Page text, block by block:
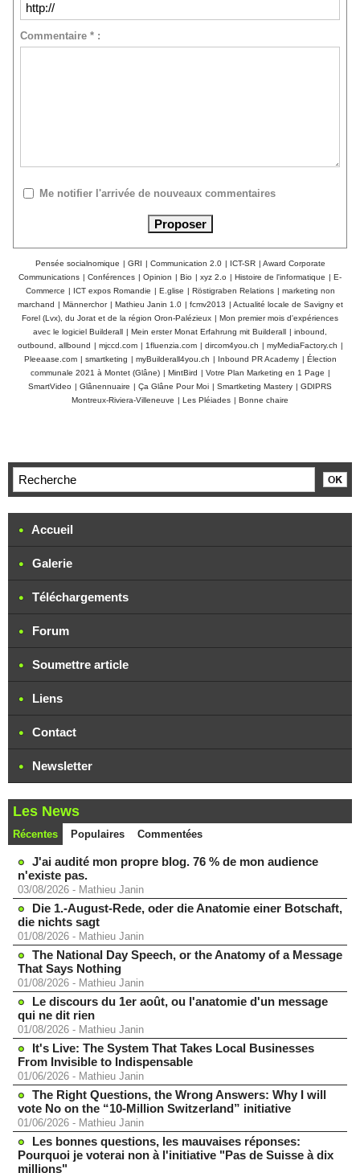
Commentaire * :
Me notifier l'arrivée de nouveaux commentaires
Pensée socialnomique | GRI | Communication 2.0 | ICT-SR | Award Corporate
Communications | Conférences | Opinion | Bio | xyz 2.o | Histoire de l'informatique | E-
Commerce | ICT expos Romandie | E.glise | Röstigraben Relations | marketing non
marchand | Männerchor | Mathieu Janin 1.0 | fcmv2013 | Actualité locale de Savigny et
Forel (Lvx), du Jorat et de la région Oron-Palézieux | Mon premier mois d'expériences
avec le logiciel Builderall | Mein erster Monat Erfahrung mit Builderall | inbound,
outbound, allbound | mjccd.com | 1fluenzia.com | dircom4you.ch | myMediaFactory.ch |
Pleeaase.com | smartketing | myBuilderall4you.ch | Inbound PR Academy | Élection
communale 2021 à Montet (Glâne) | MintBird | Votre Plan Marketing en 1 Page |
SmartVideo | Glânennuaire | Ça Glâne Pour Moi | Smartketing Mastery | GDIPRS
Montreux-Riviera-Villeneuve | Les Pléiades | Bonne chaire
Accueil
Galerie
Téléchargements
Forum
Soumettre article
Liens
Contact
Newsletter
Les News
Récentes Populaires Commentées
J'ai audité mon propre blog. 76 % de mon audience
n'existe pas.
03/08/2026 - Mathieu Janin
Die 1.-August-Rede, oder die Anatomie einer Botschaft,
die nichts sagt
01/08/2026 - Mathieu Janin
The National Day Speech, or the Anatomy of a Message
That Says Nothing
01/08/2026 - Mathieu Janin
Le discours du 1er août, ou l'anatomie d'un message
qui ne dit rien
01/08/2026 - Mathieu Janin
It's Live: The System That Takes Local Businesses
From Invisible to Indispensable
01/06/2026 - Mathieu Janin
The Right Questions, the Wrong Answers: Why I will
vote No on the “10-Million Switzerland” initiative
01/06/2026 - Mathieu Janin
Les bonnes questions, les mauvaises réponses:
Pourquoi je voterai non à l'initiative "Pas de Suisse à dix
millions"